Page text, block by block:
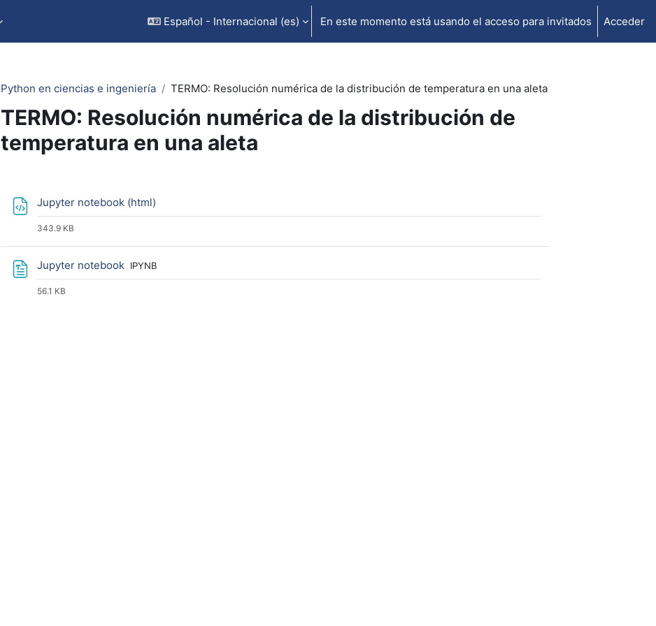
Español - Internacional ‎(es)‎ En este momento está usando el acceso para invitados Acceder
Python en ciencias e ingeniería TERMO: Resolución numérica de la distribución de temperatura en una aleta
TERMO: Resolución numérica de la distribución de
temperatura en una aleta
Jupyter notebook (html)
343.9 KB
Jupyter notebook Archivo
IPYNB
56.1 KB